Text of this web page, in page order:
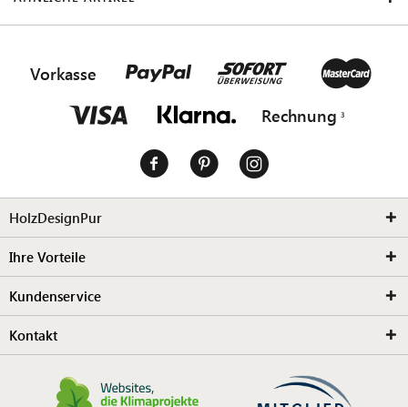
Vorkasse
Rechnung
HolzDesignPur
Ihre Vorteile
Kundenservice
Kontakt